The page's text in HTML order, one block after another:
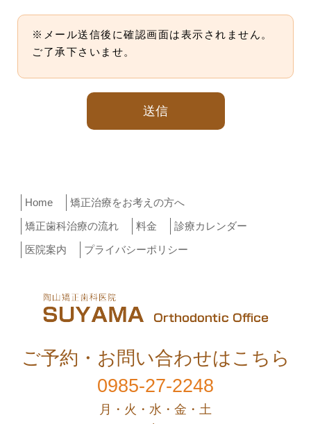
※メール送信後に確認画面は表示されません。
ご了承下さいませ。
Home
矯正治療をお考えの方へ
矯正歯科治療の流れ
料金
診療カレンダー
医院案内
プライバシーポリシー
ご予約・お問い合わせはこちら
0985-27-2248
月・火・水・金・土